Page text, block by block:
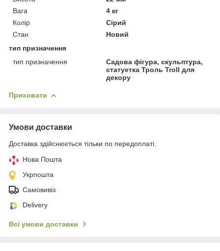
Вага
4 кг
Колір
Сірий
Стан
Новий
тип призначення
тип призначення
Садова фігура, скульптура,
статуетка Троль Troll для
декору
Приховати
Умови доставки
Доставка здійснюється тільки по передоплаті.
Нова Пошта
Укрпошта
Самовивіз
Delivery
Всі умови доставки